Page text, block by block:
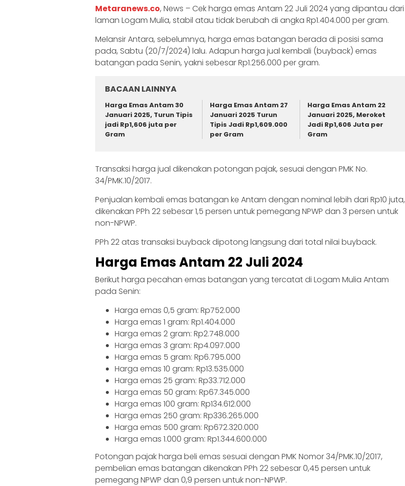
Metaranews.co, News – Cek harga emas Antam 22 Juli 2024 yang dipantau dari
laman Logam Mulia, stabil atau tidak berubah di angka Rp1.404.000 per gram.
Melansir Antara, sebelumnya, harga emas batangan berada di posisi sama
pada, Sabtu (20/7/2024) lalu. Adapun harga jual kembali (buyback) emas
batangan pada Senin, yakni sebesar Rp1.256.000 per gram.
BACAAN LAINNYA
Harga Emas Antam 30
Januari 2025, Turun Tipis
jadi Rp1,606 juta per
Gram
Harga Emas Antam 27
Januari 2025 Turun
Tipis Jadi Rp1,609.000
per Gram
Harga Emas Antam 22
Januari 2025, Meroket
Jadi Rp1,606 Juta per
Gram
Transaksi harga jual dikenakan potongan pajak, sesuai dengan PMK No.
34/PMK.10/2017.
Penjualan kembali emas batangan ke Antam dengan nominal lebih dari Rp10 juta,
dikenakan PPh 22 sebesar 1,5 persen untuk pemegang NPWP dan 3 persen untuk
non-NPWP.
PPh 22 atas transaksi buyback dipotong langsung dari total nilai buyback.
Harga Emas Antam 22 Juli 2024
Berikut harga pecahan emas batangan yang tercatat di Logam Mulia Antam
pada Senin:
Harga emas 0,5 gram: Rp752.000
Harga emas 1 gram: Rp1.404.000
Harga emas 2 gram: Rp2.748.000
Harga emas 3 gram: Rp4.097.000
Harga emas 5 gram: Rp6.795.000
Harga emas 10 gram: Rp13.535.000
Harga emas 25 gram: Rp33.712.000
Harga emas 50 gram: Rp67.345.000
Harga emas 100 gram: Rp134.612.000
Harga emas 250 gram: Rp336.265.000
Harga emas 500 gram: Rp672.320.000
Harga emas 1.000 gram: Rp1.344.600.000
Potongan pajak harga beli emas sesuai dengan PMK Nomor 34/PMK.10/2017,
pembelian emas batangan dikenakan PPh 22 sebesar 0,45 persen untuk
pemegang NPWP dan 0,9 persen untuk non-NPWP.